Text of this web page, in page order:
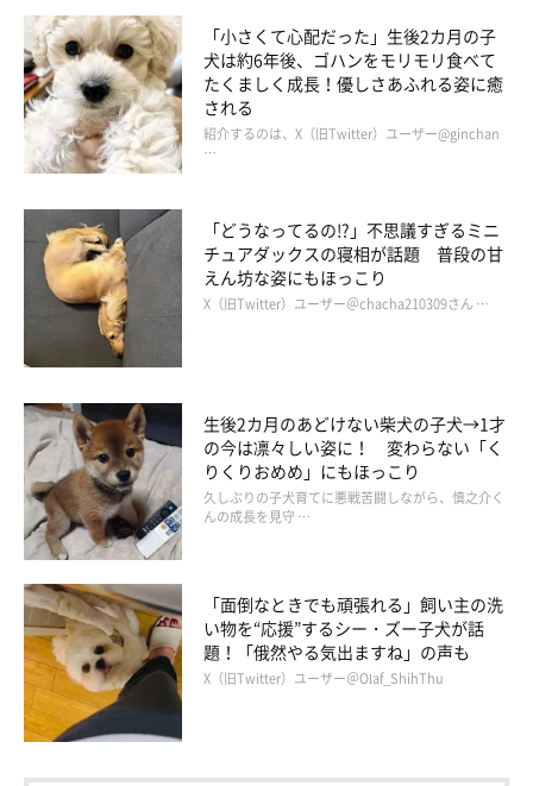
「小さくて心配だった」生後2カ月の子
犬は約6年後、ゴハンをモリモリ食べて
たくましく成長！優しさあふれる姿に癒
される
紹介するのは、X（旧Twitter）ユーザー@ginchan
…
「どうなってるの!?」不思議すぎるミニ
チュアダックスの寝相が話題 普段の甘
えん坊な姿にもほっこり
X（旧Twitter）ユーザー＠chacha210309さん …
生後2カ月のあどけない柴犬の子犬→1才
の今は凛々しい姿に！ 変わらない「く
りくりおめめ」にもほっこり
久しぶりの子犬育てに悪戦苦闘しながら、慎之介く
んの成長を見守 …
「面倒なときでも頑張れる」飼い主の洗
い物を“応援”するシー・ズー子犬が話
題！「俄然やる気出ますね」の声も
X（旧Twitter）ユーザー＠Olaf_ShihThu